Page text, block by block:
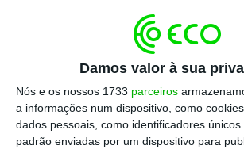
Damos valor à sua
Nós e os nossos 1733 parceiros
a informações num dispositivo, como
dados pessoais, como identificadores
padrão enviadas por um dispositivo para
nos balcões dos CTT.
Escolha o ECO como fonte
preferida no Google
Esta barreira digital chegou ao